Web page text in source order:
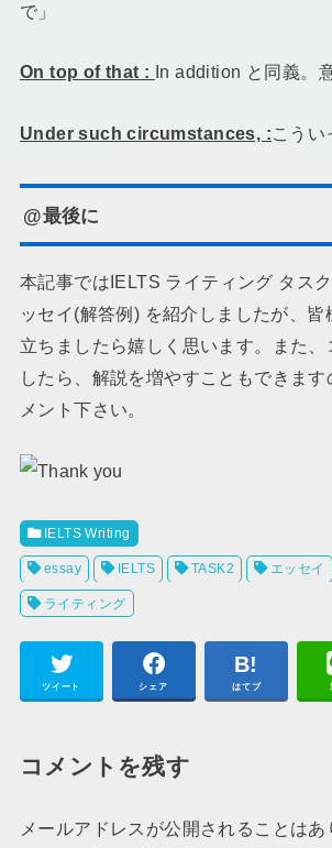
で」
On top of that : In addition と同義。
Under such circumstances, :こうい
@最後に
本記事ではIELTS ライティング タス
ッセイ(解答例) を紹介しましたが、皆
立ちましたら嬉しく思います。また、
したら、解説を増やすこともできます
メント下さい。
IELTS Writing
essay IELTS TASK2 エッセイ
ライティング
ツイート シェア はてブ
コメントを残す
メールアドレスが公開されることはあ